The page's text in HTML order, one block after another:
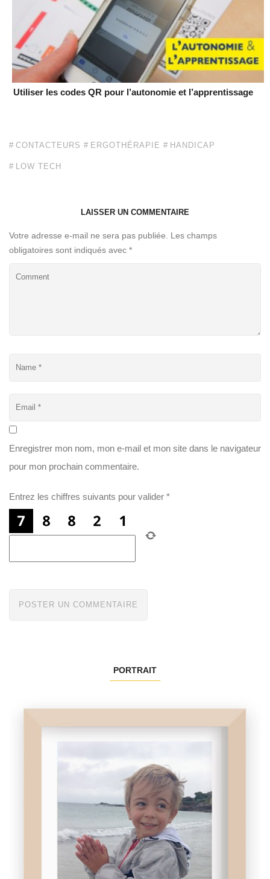
Utiliser les codes QR pour l’autonomie et l’apprentissage
CONTACTEURS ERGOTHÉRAPIE HANDICAP
LOW TECH
LAISSER UN COMMENTAIRE
Votre adresse e-mail ne sera pas publiée.
Les champs
obligatoires sont indiqués avec *
Enregistrer mon nom, mon e-mail et mon site dans le navigateur
pour mon prochain commentaire.
Entrez les chiffres suivants pour valider *
PORTRAIT